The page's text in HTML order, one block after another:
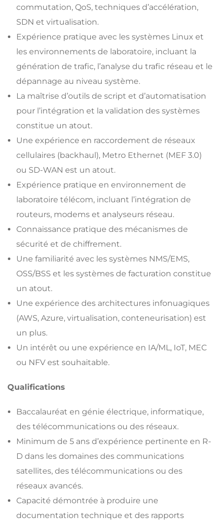
commutation, QoS, techniques d’accélération,
SDN et virtualisation.
Expérience pratique avec les systèmes Linux et
les environnements de laboratoire, incluant la
génération de trafic, l’analyse du trafic réseau et le
dépannage au niveau système.
La maîtrise d’outils de script et d’automatisation
pour l’intégration et la validation des systèmes
constitue un atout.
Une expérience en raccordement de réseaux
cellulaires (backhaul), Metro Ethernet (MEF 3.0)
ou SD-WAN est un atout.
Expérience pratique en environnement de
laboratoire télécom, incluant l’intégration de
routeurs, modems et analyseurs réseau.
Connaissance pratique des mécanismes de
sécurité et de chiffrement.
Une familiarité avec les systèmes NMS/EMS,
OSS/BSS et les systèmes de facturation constitue
un atout.
Une expérience des architectures infonuagiques
(AWS, Azure, virtualisation, conteneurisation) est
un plus.
Un intérêt ou une expérience en IA/ML, IoT, MEC
ou NFV est souhaitable.
Qualifications
Baccalauréat en génie électrique, informatique,
des télécommunications ou des réseaux.
Minimum de 5 ans d’expérience pertinente en R-
D dans les domaines des communications
satellites, des télécommunications ou des
réseaux avancés.
Capacité démontrée à produire une
documentation technique et des rapports